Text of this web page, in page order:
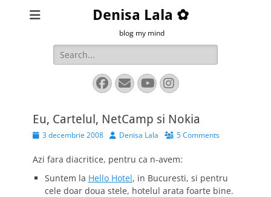
Denisa Lala ✿
blog my mind
Search
for:
Facebook
EmailYouTube
Instagram
Eu, Cartelul, NetCamp si Nokia
Posted
3 decembrie 2008 AuthorDenisa Lala 5 Comments
Azi fara diacritice, pentru ca n-avem:
Suntem la Hello Hotel, in Bucuresti, si pentru
cele doar doua stele, hotelul arata foarte bine.